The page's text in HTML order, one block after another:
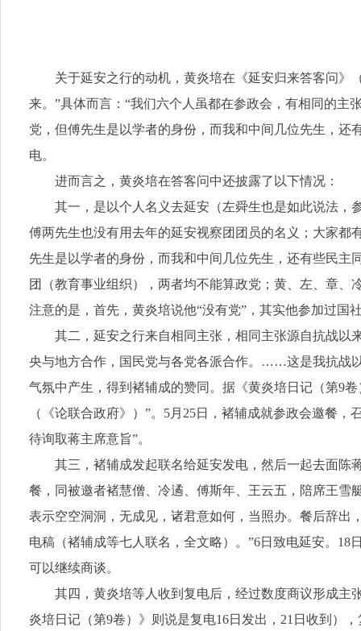
关于延安之行的动机，黄炎培在《延安归来答客问》
来。”具体而言：“我们六个人虽都在参政会，有相同的
党，但傅先生是以学者的身份，而我和中间几位先生，
电。
进而言之，黄炎培在答客问中还披露了以下情况：
其一，是以个人名义去延安（左舜生也是如此说法，
傅两先生也没有用去年的延安视察团团员的名义；大家都
先生是以学者的身份，而我和中间几位先生，还有些民主
团（教育事业组织），两者均不能算政党；黄、左、章
注意的是，首先，黄炎培说他“没有党”，其实他参加过
其二，延安之行来自相同主张，相同主张源自抗战以
央与地方合作，国民党与各党各派合作。……这是我抗战
气氛中产生，得到褚辅成的赞同。据《黄炎培日记（第9
（《论联合政府》）”。5月25日，褚辅成就参政会邀餐
待询取蒋主席意旨”。
其三，褚辅成发起联名给延安发电，然后一起去面陈
餐，同被邀者褚慧僧、冷遹、傅斯年、王云五，陪席王
表示空空洞洞，无成见，诸君意如何，当照办。餐后辞出
电稿（褚辅成等七人联名，全文略）。”6日致电延安。
可以继续商谈。
其四，黄炎培等人收到复电后，经过数度商议形成主
炎培日记（第9卷）》则说是复电16日发出，21日收到）